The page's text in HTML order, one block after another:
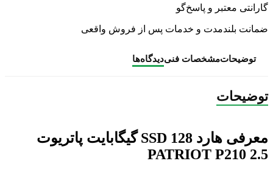
گارانتی معتبر و پاسخ‌گو
ضمانت بلندمدت و خدمات پس از فروش واقعی
توضیحاتمشخصات فنیدیدگاه‌ها
توضیحات
معرفی هارد SSD 128 گیگابایت پاتریوت
PATRIOT P210 2.5